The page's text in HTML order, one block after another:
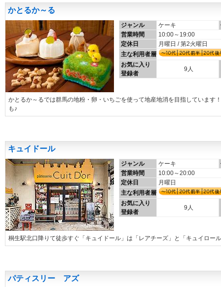
かとるか～る
ジャンル ケーキ
営業時間
10:00～19:00
定休日
月曜日 / 第2火曜日
主な利用者層
お気に入り
登録者
9人
かとるか～るでは群馬の地粉・卵・いちごを使って地産地消を目指しています
も♪
キュイドール
ジャンル ケーキ
営業時間
10:00～20:00
定休日
月曜日
主な利用者層
お気に入り
登録者
9人
桐生駅北口降りて徒歩すぐ「キュイドール」は「レアチーズ」と「キュイロー
パティスリー アズ